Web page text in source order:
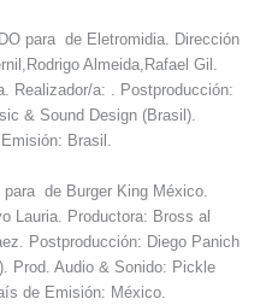
para de Eletromidia. Dirección
Almeida,Rafael Gil.
Realizador/a: . Postproducción:
& Sound Design (Brasil).
Brasil.
de Burger King México.
Lauria. Productora: Bross al
Postproducción: Diego Panich
Prod. Audio & Sonido: Pickle
de Emisión: México.